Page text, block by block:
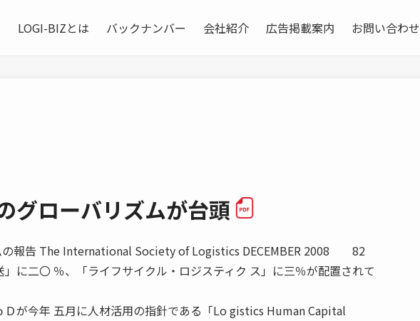
LOGI-BIZとは バックナンバー 会社紹介 広告掲載案内 お問い合わせ
グローバリズムが台頭
の報告 The International Society of Logistics DECEMBER 2008 82
に二〇 ％、「ライフサイクル・ロジスティク ス」に三％が配置されて
が今年 五月に人材活用の指針である「Lo gistics Human Capital